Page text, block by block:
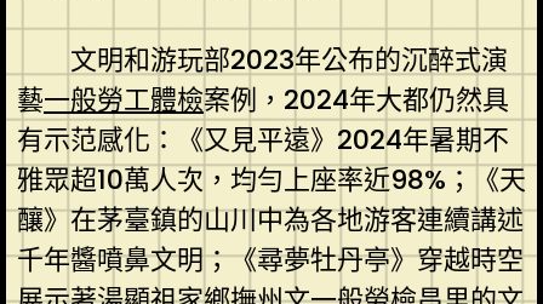
文明和游玩部2023年公布的沉醉式演
藝一般勞工體檢案例，2024年大都仍然具
有示范感化：《又見平遠》2024年暑期不
雅眾超10萬人次，均勻上座率近98%；《天
釀》在茅臺鎮的山川中為各地游客連續講述
千年醬噴鼻文明；《尋夢牡丹亭》穿越時空